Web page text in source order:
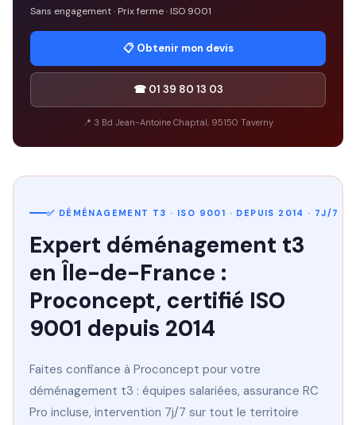
Sans engagement · Prix ferme · ISO 9001
📋 Obtenir mon devis
☎ 01 39 80 13 03
📍 3 Bd Jean-Antoine Chaptal, 95150 Taverny
✅ DÉMÉNAGEMENT T3 · ISO 9001 · DEPUIS 2014 · 7J/7
Expert déménagement t3
en Île-de-France :
Proconcept, certifié ISO
9001 depuis 2014
Faites confiance à Proconcept pour votre
déménagement t3 : équipes salariées, assurance RC
Pro incluse, intervention 7j/7 sur tout le territoire